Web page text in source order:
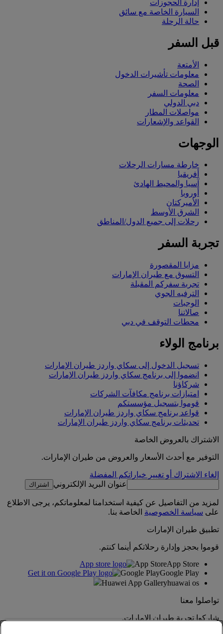
إدارة الحجوزات
السيارة الخاصة مع سائق
حالة الرحلة
قبل السفر
الأمتعة
معلومات تأشيرات الدخول
الصحة
معلومات السفر
دبي الدولي
مواصلات المطار
القواعد والإشعارات
الوجهات
خارطة مسارات الرحلات
أفريقيا
آسيا والمحيط الهادئ
أوروبا
الأميركتان
الشرق الأوسط
رحلات إلى جميع الدول/المناطق
تجربة السفر
مزايا المقصورة
التسوق مع طيران الإمارات
تجربة سفركم المقبلة
الترفيه الجوي
الوجبات
صالاتنا
محطات التوقف في دبي
برنامج الولاء
تسجيل الدخول إلى سكاي واردز طيران الإمارات
انضموا إلى برنامج سكاي واردز طيران الإمارات
شركاؤنا
امتيازات برنامج مكافآت الشركات
قوموا بتسجيل مؤسستكم
قواعد برنامج سكاي واردز طيران الإمارات
تحديثات برنامج سكاي واردز طيران الإمارات
الاشتراك بالعروض الخاصة
التوفير مع أحدث الأسعار والعروض من طيران الإمارات.
إلغاء الاشتراك أو تغيير خياراتكم المفضلة
عنوان البريد الإلكتروني
اشتراك
لمزيد من التفاصيل عن كيفية استخدامنا لمعلوماتكم، يرجى الاطلاع
على سياسة الخصوصية الخاصة بنا.
تطبيق طيران الإمارات
قوموا بحجز وإدارة رحلاتكم أينما كنتم.
App StoreApp Store
Google PlayGoogle Play
Huawei App Galleryhuawai os
تواصلوا معنا
شاركوا تجربة طيران الإمارات.